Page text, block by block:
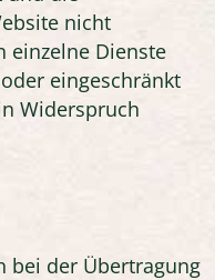
nicht
einzelne Dienste
eingeschränkt
Widerspruch
bei der Übertragung